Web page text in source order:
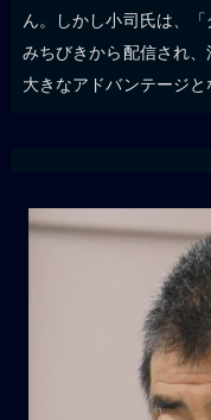
ん。しかし小司氏は、
みちびきから配信され
大きなアドバンテージと